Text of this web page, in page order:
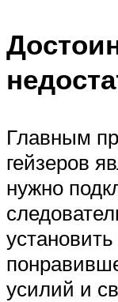
Главным
гейзеров
нужно
усилий и